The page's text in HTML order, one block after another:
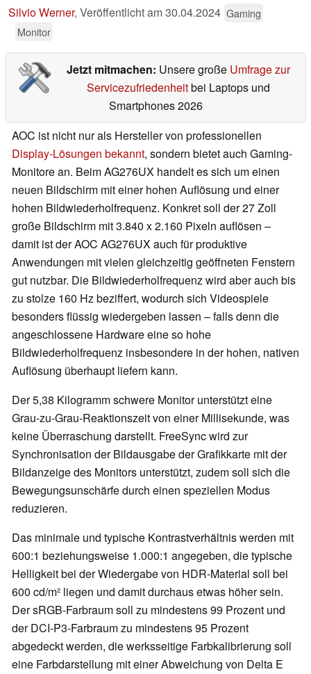
Silvio Werner, Veröffentlicht am30.04.2024 Gaming
Monitor
Jetzt mitmachen: Unsere große Umfrage zur
Servicezufriedenheitbei Laptops und
Smartphones 2026
AOC ist nicht nur als Hersteller von professionellen
Display-Lösungen bekannt, sondern bietet auch Gaming-
Monitore an. Beim AG276UX handelt es sich um einen
neuen Bildschirm mit einer hohen Auflösung und einer
hohen Bildwiederholfrequenz. Konkret soll der 27 Zoll
große Bildschirm mit 3.840 x 2.160 Pixeln auflösen –
damit ist der AOC AG276UX auch für produktive
Anwendungen mit vielen gleichzeitig geöffneten Fenstern
gut nutzbar. Die Bildwiederholfrequenz wird aber auch bis
zu stolze 160 Hz beziffert, wodurch sich Videospiele
besonders flüssig wiedergeben lassen – falls denn die
angeschlossene Hardware eine so hohe
Bildwiederholfrequenz insbesondere in der hohen, nativen
Auflösung überhaupt liefern kann.
Der 5,38 Kilogramm schwere Monitor unterstützt eine
Grau-zu-Grau-Reaktionszeit von einer Millisekunde, was
keine Überraschung darstellt. FreeSync wird zur
Synchronisation der Bildausgabe der Grafikkarte mit der
Bildanzeige des Monitors unterstützt, zudem soll sich die
Bewegungsunschärfe durch einen speziellen Modus
reduzieren.
Das minimale und typische Kontrastverhältnis werden mit
600:1 beziehungsweise 1.000:1 angegeben, die typische
Helligkeit bei der Wiedergabe von HDR-Material soll bei
600 cd/m² liegen und damit durchaus etwas höher sein.
Der sRGB-Farbraum soll zu mindestens 99 Prozent und
der DCI-P3-Farbraum zu mindestens 95 Prozent
abgedeckt werden, die werksseitige Farbkalibrierung soll
eine Farbdarstellung mit einer Abweichung von Delta E